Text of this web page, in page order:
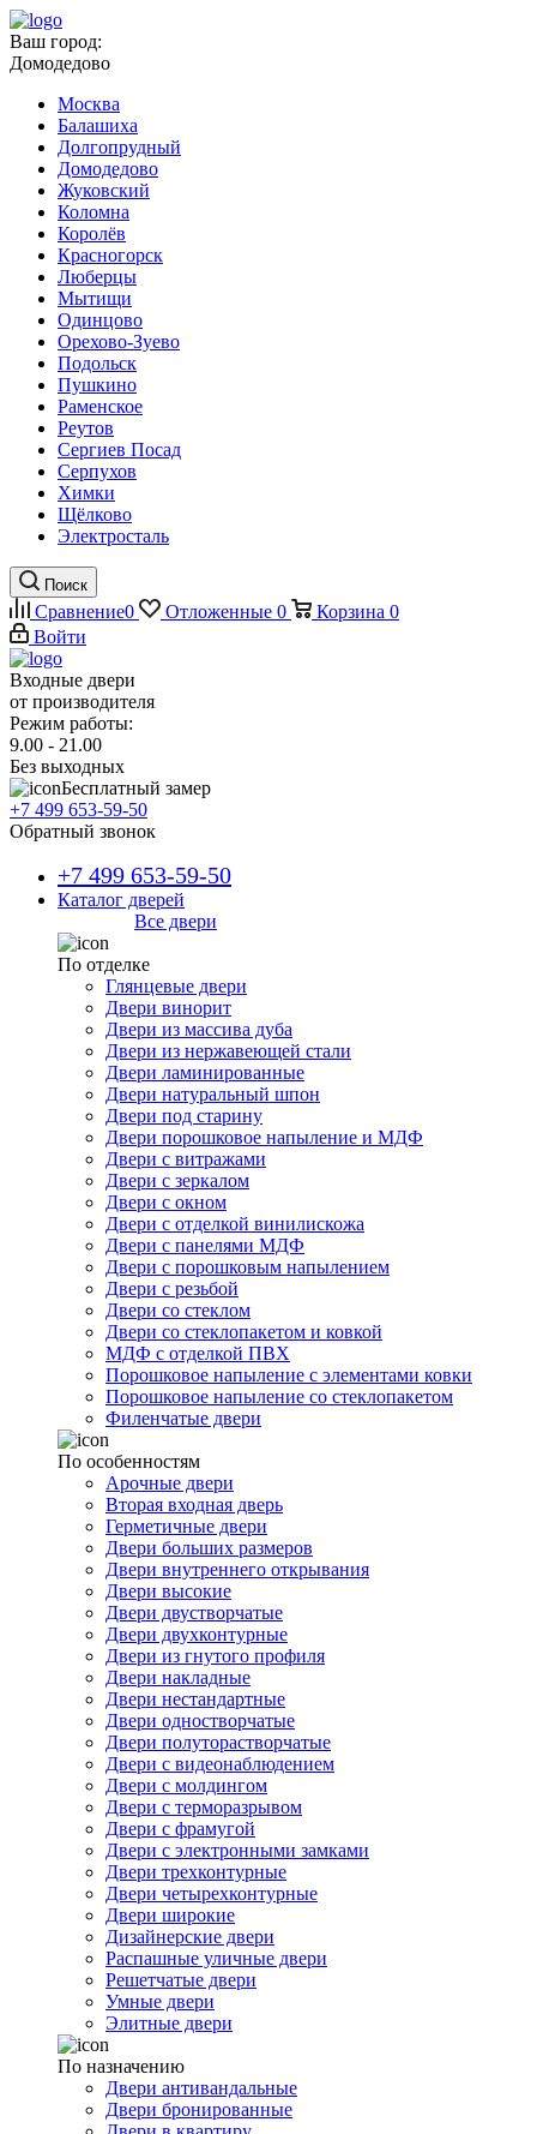
Ваш город:
Домодедово
Москва
Балашиха
Долгопрудный
Домодедово
Жуковский
Коломна
Королёв
Красногорск
Люберцы
Мытищи
Одинцово
Орехово-Зуево
Подольск
Пушкино
Раменское
Реутов
Сергиев Посад
Серпухов
Химки
Щёлково
Электросталь
Поиск
Сравнение0 Отложенные 0 Корзина 0
Войти
Входные двери
от производителя
Режим работы:
9.00 - 21.00
Без выходных
Бесплатный замер
+7 499 653-59-50
Обратный звонок
+7 499 653-59-50
Каталог дверей
Все двери
По отделке
Глянцевые двери
Двери винорит
Двери из массива дуба
Двери из нержавеющей стали
Двери ламинированные
Двери натуральный шпон
Двери под старину
Двери порошковое напыление и МДФ
Двери с витражами
Двери с зеркалом
Двери с окном
Двери с отделкой винилискожа
Двери с панелями МДФ
Двери с порошковым напылением
Двери с резьбой
Двери со стеклом
Двери со стеклопакетом и ковкой
МДФ с отделкой ПВХ
Порошковое напыление с элементами ковки
Порошковое напыление со стеклопакетом
Филенчатые двери
По особенностям
Арочные двери
Вторая входная дверь
Герметичные двери
Двери больших размеров
Двери внутреннего открывания
Двери высокие
Двери двустворчатые
Двери двухконтурные
Двери из гнутого профиля
Двери накладные
Двери нестандартные
Двери одностворчатые
Двери полуторастворчатые
Двери с видеонаблюдением
Двери с молдингом
Двери с терморазрывом
Двери с фрамугой
Двери с электронными замками
Двери трехконтурные
Двери четырехконтурные
Двери широкие
Дизайнерские двери
Распашные уличные двери
Решетчатые двери
Умные двери
Элитные двери
По назначению
Двери антивандальные
Двери бронированные